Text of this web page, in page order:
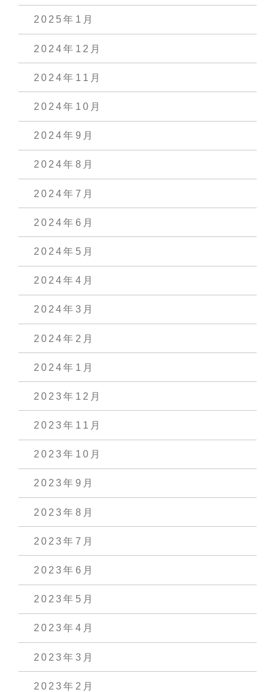
2025年1月
2024年12月
2024年11月
2024年10月
2024年9月
2024年8月
2024年7月
2024年6月
2024年5月
2024年4月
2024年3月
2024年2月
2024年1月
2023年12月
2023年11月
2023年10月
2023年9月
2023年8月
2023年7月
2023年6月
2023年5月
2023年4月
2023年3月
2023年2月